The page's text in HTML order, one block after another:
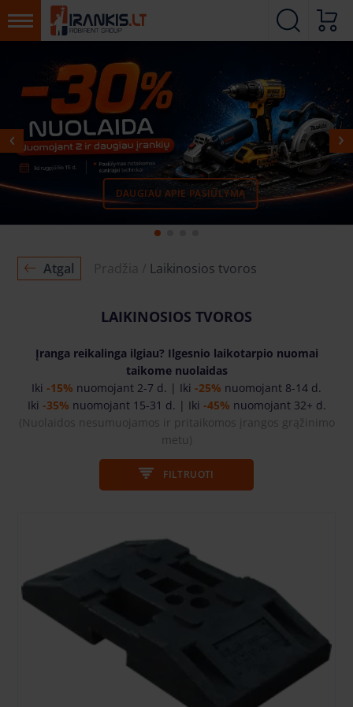
DAUGIAU APIE PASIŪLYMĄ
SUSISIEKITE
MŪSŲ PADALINIAI
Atgal Pradžia Laikinosios tvoros
LAIKINOSIOS TVOROS
Įranga reikalinga ilgiau? Ilgesnio laikotarpio nuomai
taikome nuolaidas
Iki -15% nuomojant 2-7 d. | Iki -25% nuomojant 8-14 d.
Iki -35% nuomojant 15-31 d. | Iki -45% nuomojant 32+ d.
(Nuolaidos nesumuojamos ir pritaikomos įrangos grąžinimo
metu )
FILTRUOTI